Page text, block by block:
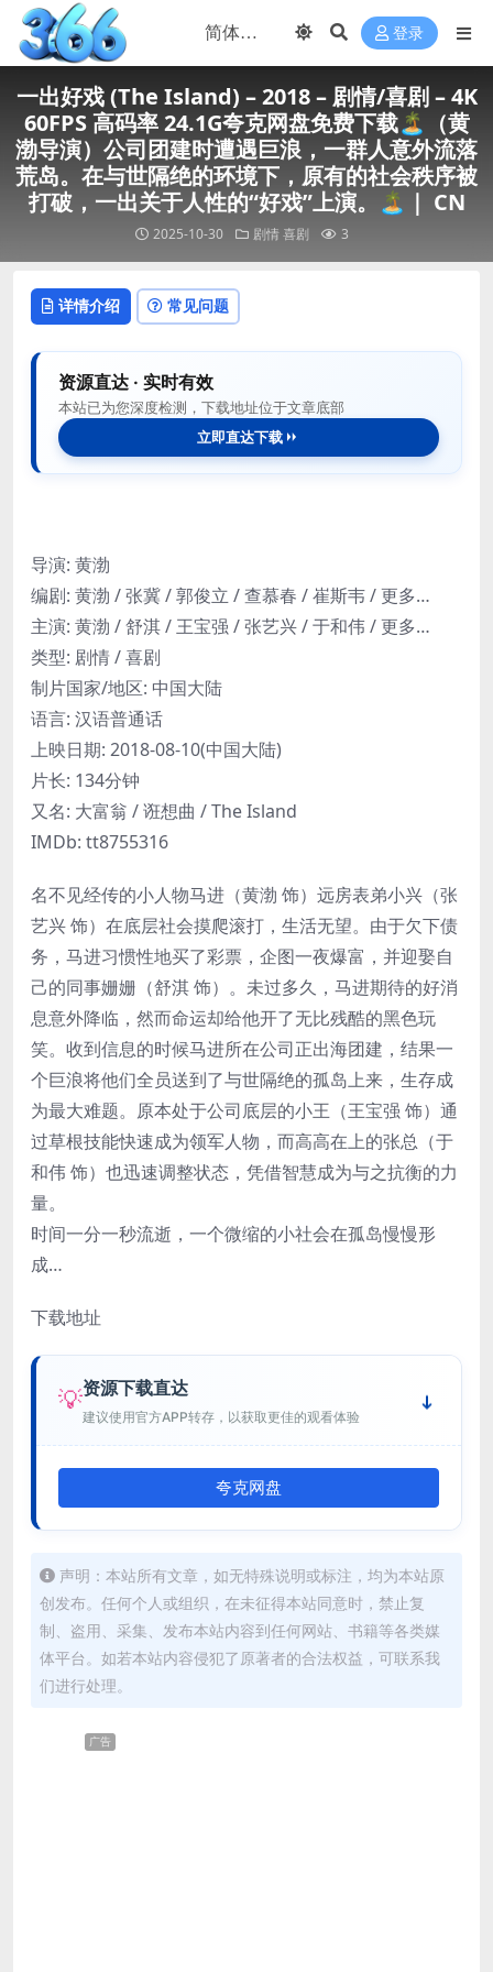
登录
一出好戏 (The Island) – 2018 – 剧情/喜剧 – 4K
60FPS 高码率 24.1G夸克网盘免费下载🏝️（黄
渤导演）公司团建时遭遇巨浪，一群人意外流落
荒岛。在与世隔绝的环境下，原有的社会秩序被
打破，一出关于人性的“好戏”上演。🏝️｜ CN
2025-10-30 剧情喜剧 3
详情介绍 常见问题
资源直达 · 实时有效
本站已为您深度检测，下载地址位于文章底部
立即直达下载
导演: 黄渤
编剧: 黄渤 / 张冀 / 郭俊立 / 查慕春 / 崔斯韦 / 更多…
主演: 黄渤 / 舒淇 / 王宝强 / 张艺兴 / 于和伟 / 更多…
类型: 剧情 / 喜剧
制片国家/地区: 中国大陆
语言: 汉语普通话
上映日期: 2018-08-10(中国大陆)
片长: 134分钟
又名: 大富翁 / 诳想曲 / The Island
IMDb: tt8755316
名不见经传的小人物马进（黄渤 饰）远房表弟小兴（张
艺兴 饰）在底层社会摸爬滚打，生活无望。由于欠下债
务，马进习惯性地买了彩票，企图一夜爆富，并迎娶自
己的同事姗姗（舒淇 饰）。未过多久，马进期待的好消
息意外降临，然而命运却给他开了无比残酷的黑色玩
笑。收到信息的时候马进所在公司正出海团建，结果一
个巨浪将他们全员送到了与世隔绝的孤岛上来，生存成
为最大难题。原本处于公司底层的小王（王宝强 饰）通
过草根技能快速成为领军人物，而高高在上的张总（于
和伟 饰）也迅速调整状态，凭借智慧成为与之抗衡的力
量。
时间一分一秒流逝，一个微缩的小社会在孤岛慢慢形
成…
下载地址
💡资源下载直达
建议使用官方APP转存，以获取更佳的观看体验
夸克网盘
声明：本站所有文章，如无特殊说明或标注，均为本站原
创发布。任何个人或组织，在未征得本站同意时，禁止复
制、盗用、采集、发布本站内容到任何网站、书籍等各类媒
体平台。如若本站内容侵犯了原著者的合法权益，可联系我
们进行处理。
广告